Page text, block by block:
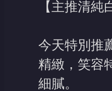
【主推清純
今天特別推
精緻，笑容
細膩。